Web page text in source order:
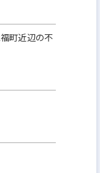
町近辺の不